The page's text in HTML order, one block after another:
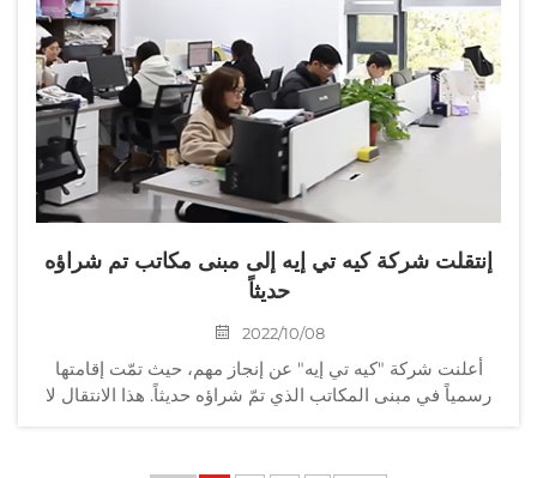
إنتقلت شركة كيه تي إيه إلى مبنى مكاتب تم شراؤه
حديثاً
2022/10/08
أعلنت شركة "كيه تي إيه" عن إنجاز مهم، حيث تمّت إقامتها
رسمياً في مبنى المكاتب الذي تمّ شراؤه حديثاً. هذا الانتقال لا